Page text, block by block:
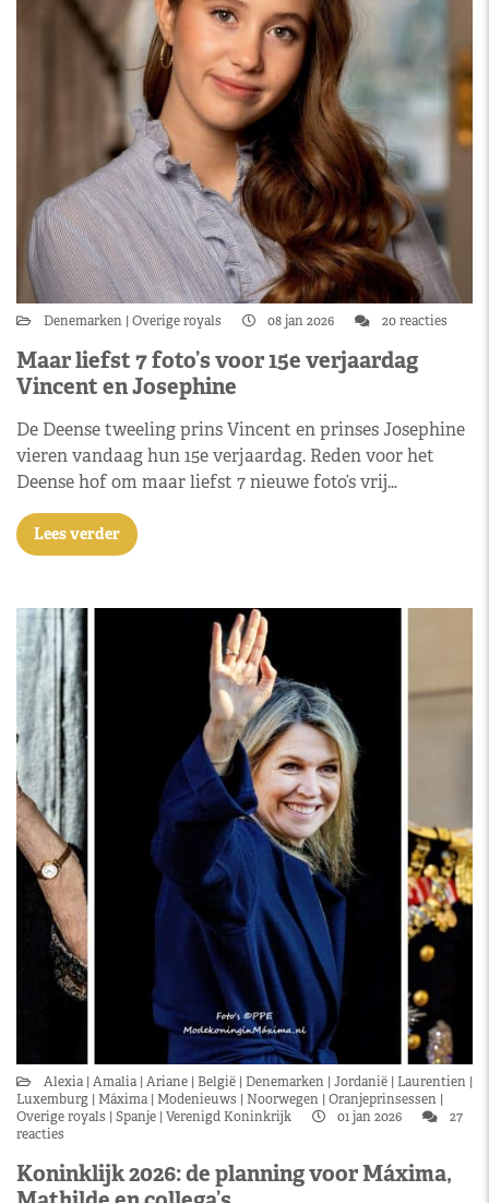
Denemarken Overige royals 08 jan 2026 20 reacties
Maar liefst 7 foto’s voor 15e verjaardag
Vincent en Josephine
De Deense tweeling prins Vincent en prinses Josephine
vieren vandaag hun 15e verjaardag. Reden voor het
Deense hof om maar liefst 7 nieuwe foto’s vrij…
Lees verder
Alexia Amalia Ariane België Denemarken Jordanië Laurentien
Luxemburg Máxima Modenieuws Noorwegen Oranjeprinsessen
Overige royals
Spanje Verenigd Koninkrijk 01 jan 2026
27
reacties
Koninklijk 2026: de planning voor Máxima,